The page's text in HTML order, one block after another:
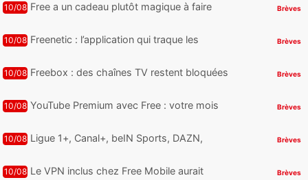
10/08 Free a un cadeau plutôt magique à faire
Brèves
10/08 Freenetic : l’application qui traque les
Brèves
10/08 Freebox : des chaînes TV restent bloquées
Brèves
10/08 YouTube Premium avec Free : votre mois
Brèves
10/08 Ligue 1+, Canal+, beIN Sports, DAZN,
Brèves
10/08 Le VPN inclus chez Free Mobile aurait
Brèves